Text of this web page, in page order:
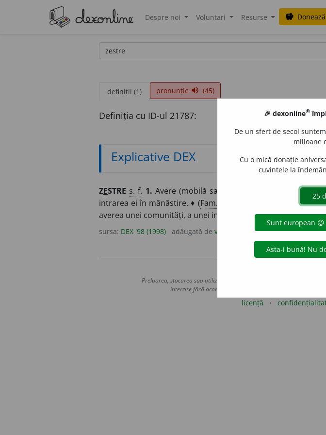
Despre noi Voluntari Resurse savings Donează
definiții (1) pronunție volume_up (45)
Definiția cu ID-ul 21787:
Explicative DEX
ZESTRE s. f. 1. Avere (mobilă sau imobilă) care se dă unei
intrarea ei în mănăstire. ♦ (Fam. ) Totalitatea bunurilor care
averea unei comunități, a unei instituții etc.; inventar. –Lat.
sursa: DEX '98 (1998) adăugată de valeriu acțiuni
Preluarea, stocarea sau utilizarea datelor de pe acest site, inclusiv
interzise fără acordul nostru prealabil scris, cu excepția
licență
🎉 dexonline®
De un sfert de secol
milioane
Cu o mică donație
cuvintele la